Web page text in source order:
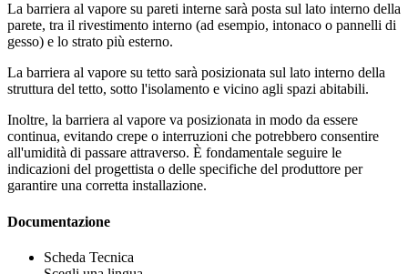
La barriera al vapore su pareti interne sarà posta sul lato interno della
parete, tra il rivestimento interno (ad esempio, intonaco o pannelli di
gesso) e lo strato più esterno.
La barriera al vapore su tetto sarà posizionata sul lato interno della
struttura del tetto, sotto l'isolamento e vicino agli spazi abitabili.
Inoltre, la barriera al vapore va posizionata in modo da essere
continua, evitando crepe o interruzioni che potrebbero consentire
all'umidità di passare attraverso. È fondamentale seguire le
indicazioni del progettista o delle specifiche del produttore per
garantire una corretta installazione.
Documentazione
Scheda Tecnica